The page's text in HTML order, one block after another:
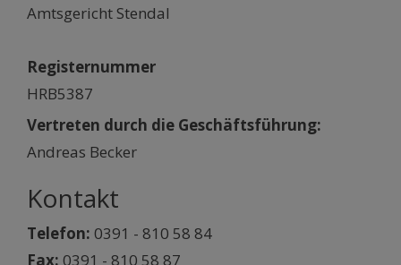
Amtsgericht Stendal
Registernummer
HRB5387
Vertreten durch die Geschäftsführung:
Andreas Becker
Kontakt
Telefon: 0391 - 810 58 84
Fax: 0391 - 810 58 87